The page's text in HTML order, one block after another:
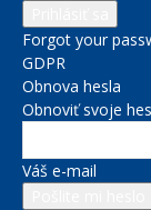
Forgot your
GDPR
Obnova hesla
Obnoviť svoje
Váš e-mail